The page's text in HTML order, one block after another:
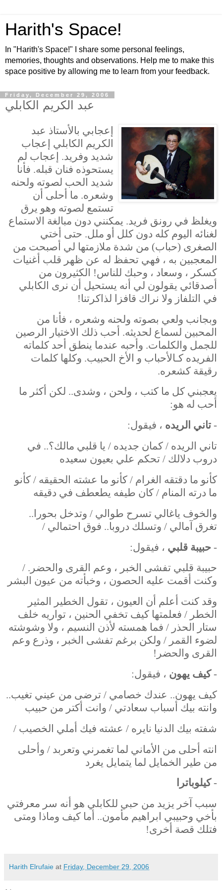
Harith's Space!
In "Harith's Space!" I share some personal feelings,
memories, thoughts and observations. Help me to make this
space positive by allowing me to learn from your feedback.
Friday, December 29, 2006
عبد الكريم الكابلي
إعجابي بالأستاذ عبد
الكريم الكابلي إعجاب
شديد وفريد. إعجاب لم
يستحوذه فنان قبله. فأنا
شديد الحب لصوته ولحنه
وشعره. ما أحلى أن
تستمع لصوته وهو يرق
ويغلظ في رونق فريد. يمكنني دون مبالغة الاستماع
لغنائه اليوم كله دون كلل أو ملل. حتى أختي
الصغرى (حباب) من شدة ملازمتها لي أصبحت من
المعجبين به ، فهي تحفظ له عن ظهر قلب أغنيات
كسكر ، وسعاد ، وحبك للناس! الكثيرون من
أصدقائي يقولون لي أنه يستحيل أن نرى الكابلي
في التلفاز ولا نراك قافزا لذاكرتنا!
وبجانب ولعي بصوته ولحنه وشعره ، فأنا من
المحبين لسماع لحديثه. أحب ذلك الاختيار الرصين
للجمل والكلمات. وأحبه عندما ينطق أحد كلماته
الفريده كـالأحباب و الأخ الحبيب. وكلها كلمات
رقيقة كشعره.
يعجبني كل ما كتب ، ولحن ، وشدى.. لكن أكثر ما
أحب له هو:
- تاني الريده ، فيقول:
تاني الريده / كمان جديده / يا قلبي مالك؟.. في
دروب دلالك / تحكم علي بعيون سعيده
كأنو ما دقتقه الغرام / كأنو ما عشته الحقيقه / كأنو
ما درته المنام / كان طيفه يطعطف في دقيقه
والخوف ياغالي تسرح طوالي / وتدخل بحورا..
تغرق آمالي / وتسلك دروبا.. فوق احتمالي /
- حبيبة قلبي ، فيقول:
حبيبة قلبي تفشى الخبر ، وعم القرى والحضر. /
وكنت أقمت عليه الحصون ، وخبأته من عيون البشر
وقد كنت أعلم أن العيون ، تقول الخطير المثير
الخطر / فعلمتها كيف تخفي الحنين ، تواريه خلف
ستار الحذر / فما همسته لأذن النسيم ، ولا وشوشته
لضوء القمر / ولكن برغم تفشى الخبر ، وذرع وعم
القرى والحضر!
-كيف يهون ، فيقول:
كيف يهون.. عندك خصامي / ترضى من عيني تغيب..
وانته بيك أسباب سعادتي / وانت أكتر من حبيب
شفته بيك الدنيا نايره / عشته فيك أملي الخصيب /
انته أحلى من الأماني لما تغمرني وتعربد / وأحلى
من طير الخمايل لما يتمايل يغرد
-كيلوباترا
سبب آخر يزيد من حبي للكابلي هو أنه سر معرفتي
بأخي وحبيبي ابراهيم مأمون.. أما كيف وماذا ومتى
فتلك قصة أخرى!
Harith Elrufaie at Friday, December 29, 2006